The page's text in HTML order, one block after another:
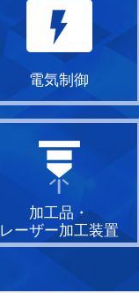
電気制御
加工品・
レーザー加工装置